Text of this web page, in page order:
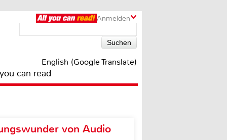
Anmelden
English (Google Translate)
can read
von Audio